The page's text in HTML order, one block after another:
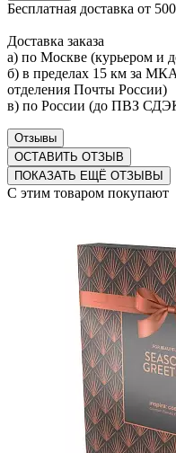
Бесплатная доставка от
Доставка заказа
а) по Москве (курьером
б) в пределах 15 км за
отделения Почты России)
в) по России (до ПВЗ
Отзывы
ОСТАВИТЬ ОТЗЫВ
ПОКАЗАТЬ ЕЩЁ ОТЗЫВЫ
С этим товаром покупают